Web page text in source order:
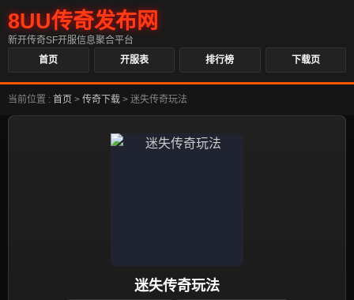
8UU传奇发布网
新开传奇SF开服信息聚合平台
首页
开服表 排行榜 下载页
当前位置 : 首页 > 传奇下载 > 迷失传奇玩法
迷失传奇玩法